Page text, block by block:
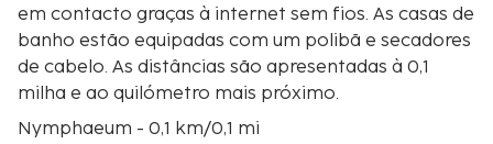
em contacto graças à internet sem fios. As casas de
banho estão equipadas com um polibã e secadores
de cabelo. As distâncias são apresentadas à 0,1
milha e ao quilómetro mais próximo.
Nymphaeum - 0,1 km/0,1 mi